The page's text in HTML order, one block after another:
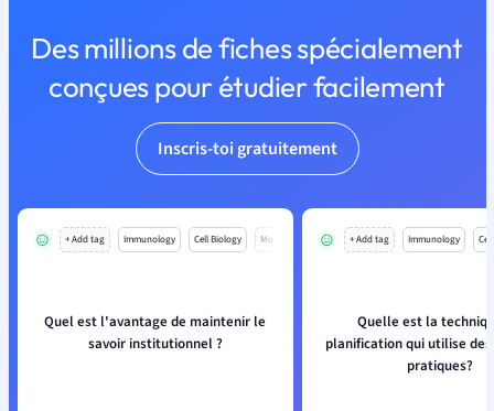
Des millions de fiches spécialement
conçues pour étudier facilement
Inscris-toi gratuitement
+ Add tag Immunology Cell Biology Mo
Quel est l'avantage de maintenir le
savoir institutionnel ?
+ Add tag Immunology
Quelle est la
planification qui utilise
pratiques?